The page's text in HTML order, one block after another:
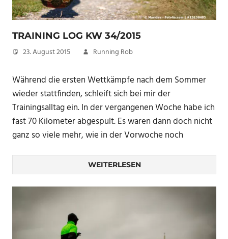
TRAINING LOG KW 34/2015
23. August 2015 Running Rob
Während die ersten Wettkämpfe nach dem Sommer
wieder stattfinden, schleift sich bei mir der
Trainingsalltag ein. In der vergangenen Woche habe ich
fast 70 Kilometer abgespult. Es waren dann doch nicht
ganz so viele mehr, wie in der Vorwoche noch
WEITERLESEN